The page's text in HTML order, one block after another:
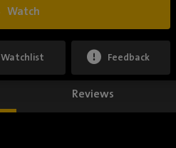
Watch
Watchlist Feedback
Reviews